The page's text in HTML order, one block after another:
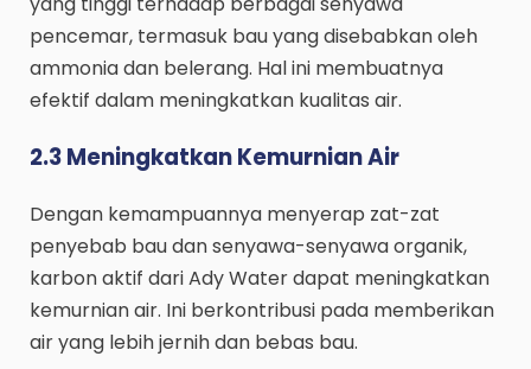
pencemar, termasuk bau yang disebabkan oleh
ammonia dan belerang. Hal ini membuatnya
efektif dalam meningkatkan kualitas air.
2.3 Meningkatkan Kemurnian Air
Dengan kemampuannya menyerap zat-zat
penyebab bau dan senyawa-senyawa organik,
karbon aktif dari Ady Water dapat meningkatkan
kemurnian air. Ini berkontribusi pada memberikan
air yang lebih jernih dan bebas bau.